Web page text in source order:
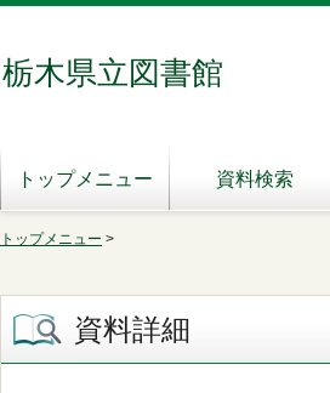
栃木県立図書館
トップメニュー 資料検索
トップメニュー >
資料詳細